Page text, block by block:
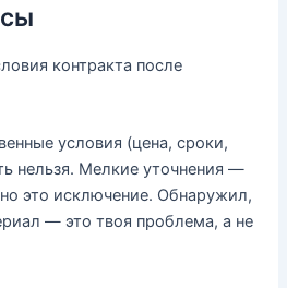
контракта после
условия (цена, сроки,
нельзя. Мелкие уточнения —
это исключение. Обнаружил,
— это твоя проблема, а не